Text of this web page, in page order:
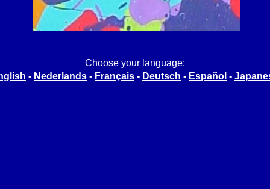
Choose your language:
- Nederlands - Français - Deutsch - Español -